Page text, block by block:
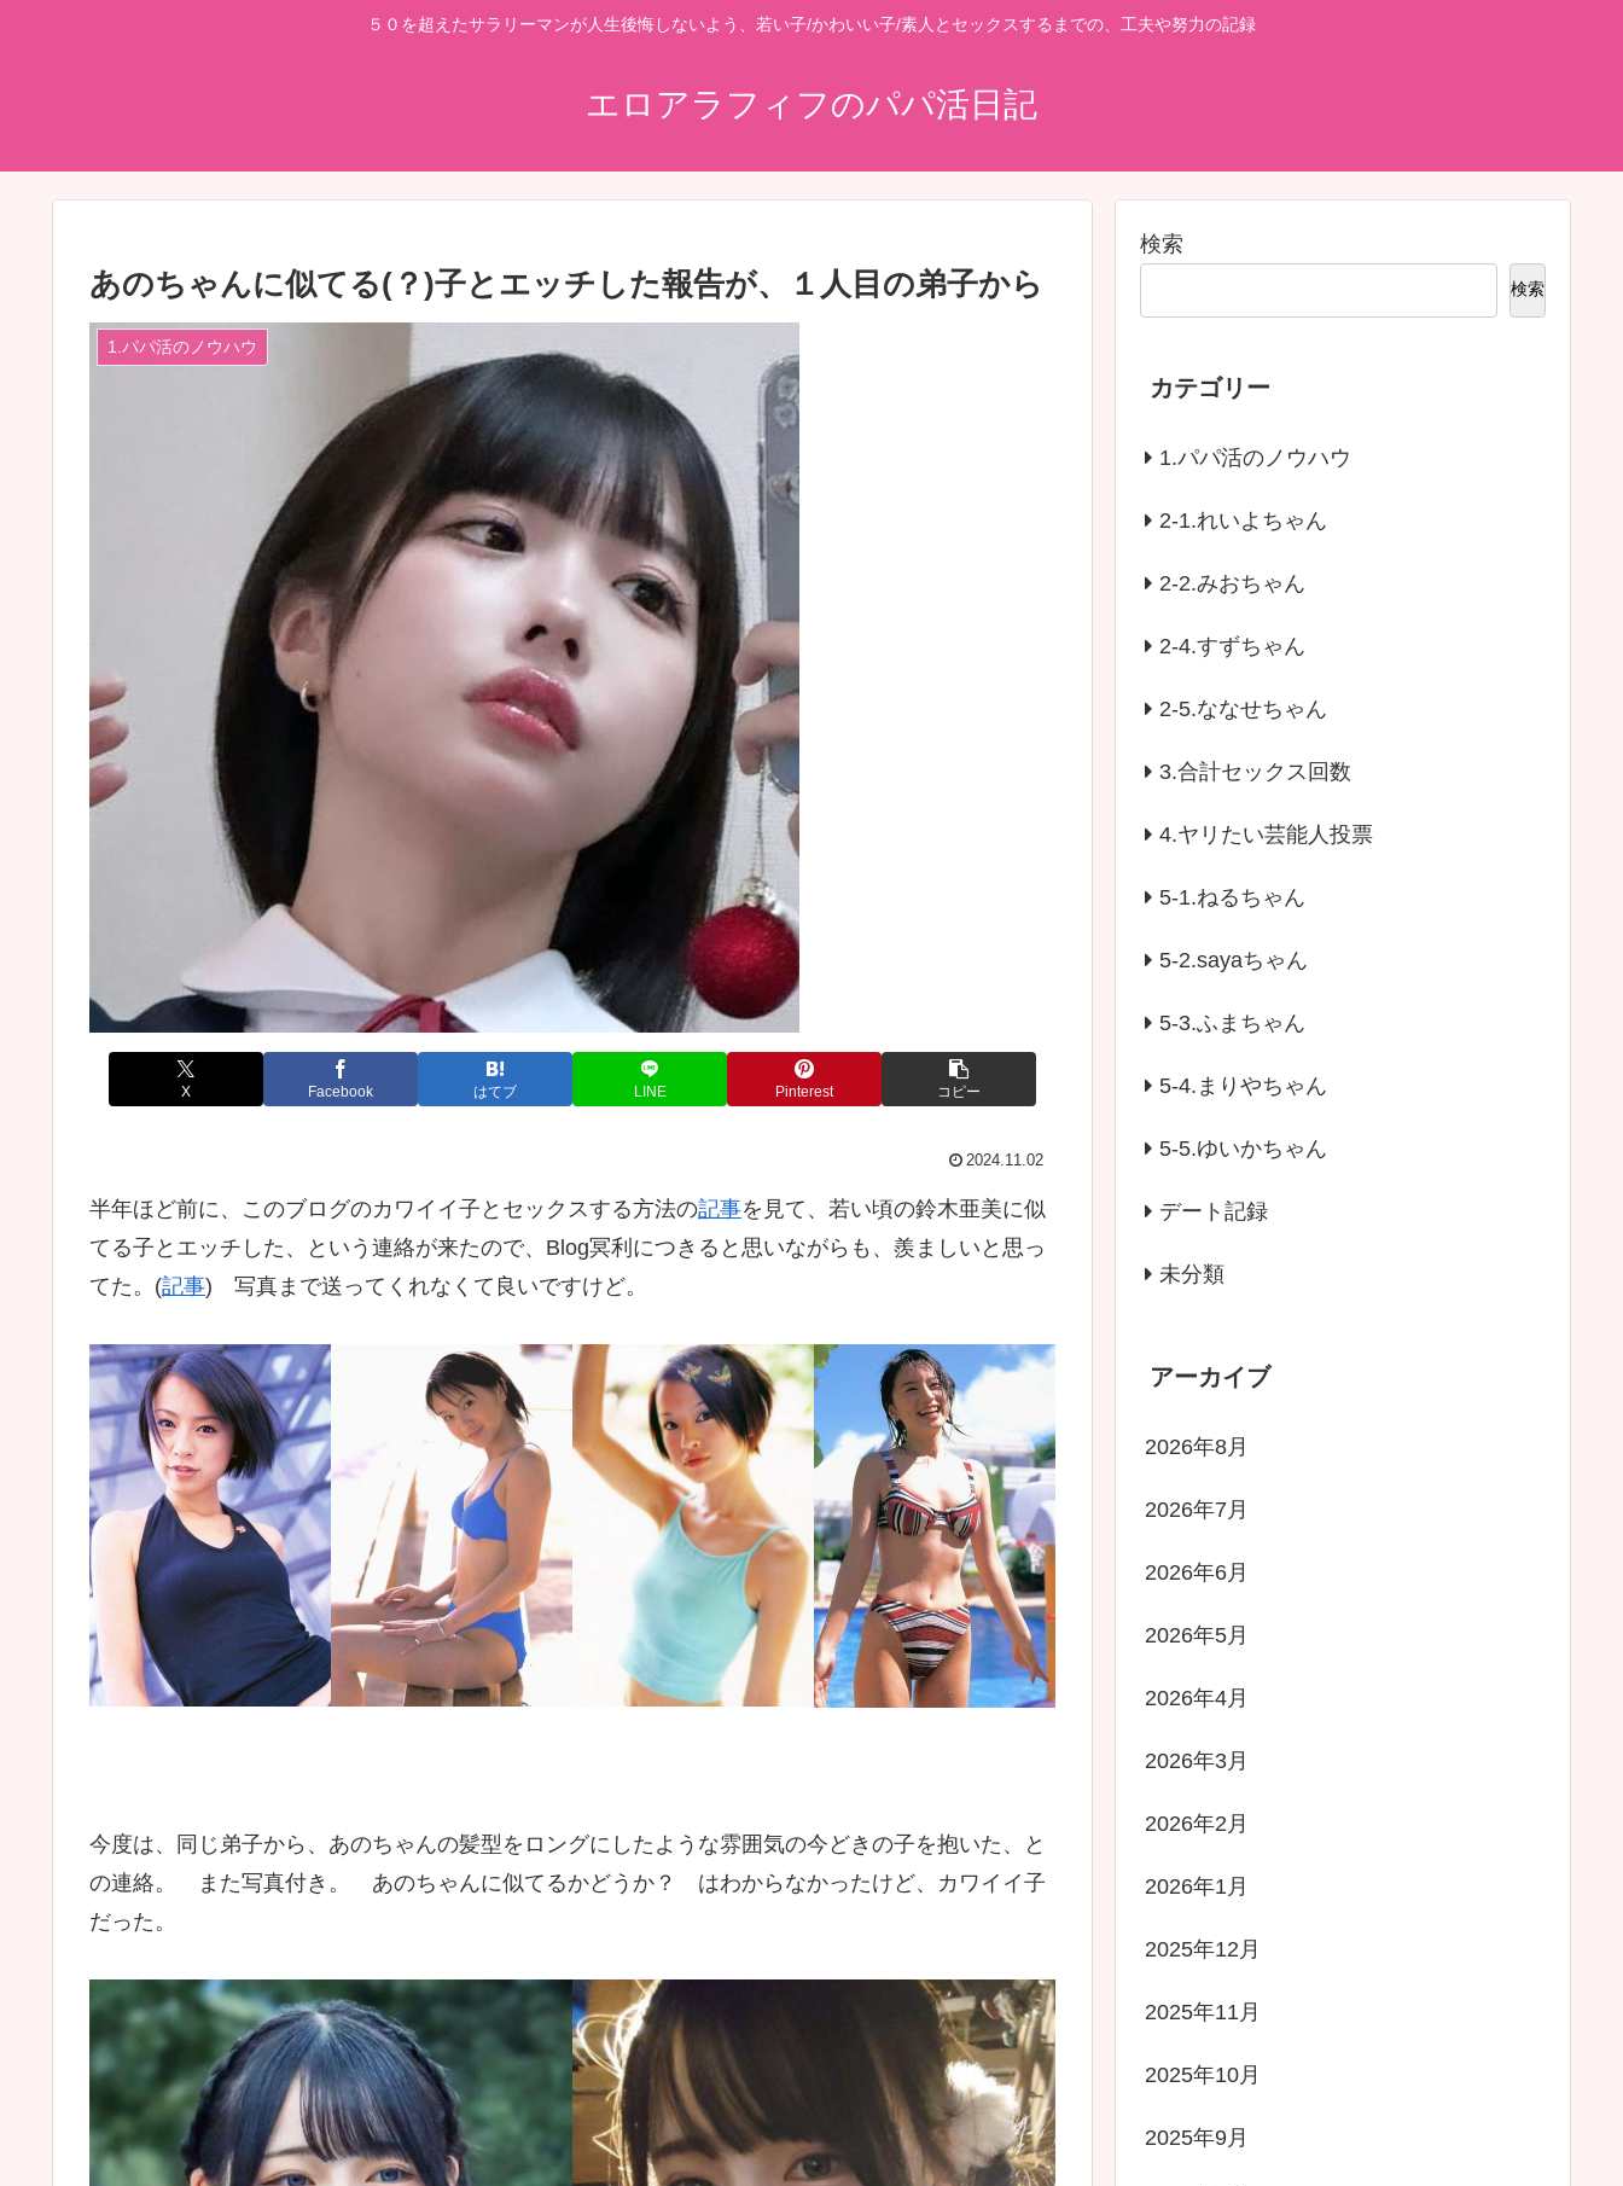
５０を超えたサラリーマンが人生後悔しないよう、若い子/かわいい子/素人とセックスするまでの、工夫や努力の記録
エロアラフィフのパパ活日記
あのちゃんに似てる(？)子とエッチした報告が、１人目の弟子から
1.パパ活のノウハウ
X Facebook はてブ LINE Pinterest コピー
2024.11.02
半年ほど前に、このブログのカワイイ子とセックスする方法の記事を見て、若い頃の鈴木亜美に似
てる子とエッチした、という連絡が来たので、Blog冥利につきると思いながらも、羨ましいと思っ
てた。(記事) 写真まで送ってくれなくて良いですけど。
今度は、同じ弟子から、あのちゃんの髪型をロングにしたような雰囲気の今どきの子を抱いた、と
の連絡。 また写真付き。 あのちゃんに似てるかどうか？ はわからなかったけど、カワイイ子
だった。
検索
検索
カテゴリー
1.パパ活のノウハウ
2-1.れいよちゃん
2-2.みおちゃん
2-4.すずちゃん
2-5.ななせちゃん
3.合計セックス回数
4.ヤリたい芸能人投票
5-1.ねるちゃん
5-2.sayaちゃん
5-3.ふまちゃん
5-4.まりやちゃん
5-5.ゆいかちゃん
デート記録
未分類
アーカイブ
2026年8月
2026年7月
2026年6月
2026年5月
2026年4月
2026年3月
2026年2月
2026年1月
2025年12月
2025年11月
2025年10月
2025年9月